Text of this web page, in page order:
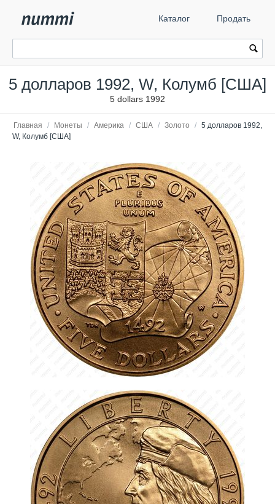
Каталог Продать
5 долларов 1992, W, Колумб [США]
5 dollars 1992
Главная / Монеты / Америка / США / Золото / 5 долларов 1992,
W, Колумб [США]